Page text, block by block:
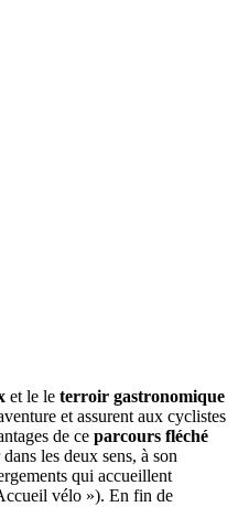
et le le terroir gastronomique
et assurent aux cyclistes
de ce parcours fléché
les deux sens, à son
qui accueillent
vélo »). En fin de